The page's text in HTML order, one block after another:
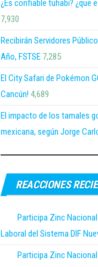
¿Es confiable tuhabi? ¿que
7,930
Recibirán Servidores
Año, FSTSE 7,285
El City Safari de Pokémon
Cancún! 4,689
El impacto de los tamales
mexicana, según Jorge
REACCIONES
Participa Zinc
Laboral del Sistema DIF
Participa Zinc